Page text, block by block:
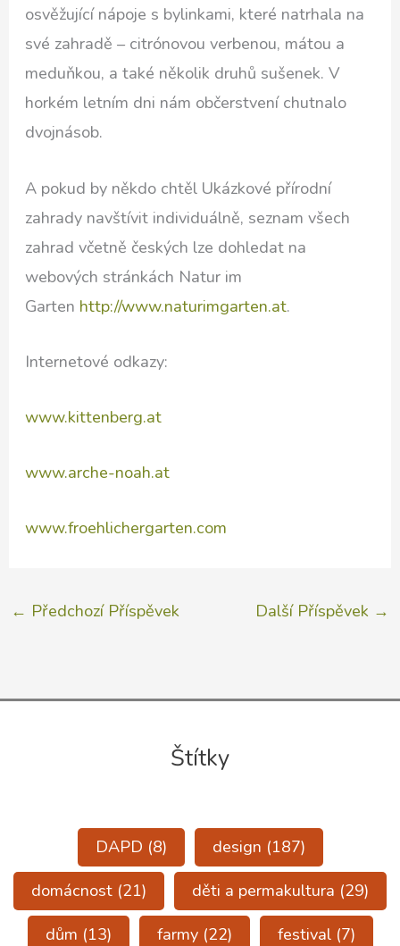
osvěžující nápoje s bylinkami, které natrhala na
své zahradě – citrónovou verbenou, mátou a
meduňkou, a také několik druhů sušenek. V
horkém letním dni nám občerstvení chutnalo
dvojnásob.
A pokud by někdo chtěl Ukázkové přírodní
zahrady navštívit individuálně, seznam všech
zahrad včetně českých lze dohledat na
webových stránkách Natur im
Garten http://www.naturimgarten.at.
Internetové odkazy:
www.kittenberg.at
www.arche-noah.at
www.froehlichergarten.com
← Předchozí Příspěvek Další Příspěvek →
Štítky
DAPD (8) design (187)
domácnost (21) děti a permakultura (29)
dům (13) farmy(22) festival(7)